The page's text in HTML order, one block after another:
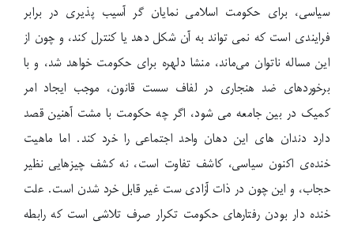
سیاسی، برای حکومت اسلامی نمایان گر آسیب پذیری در برابر
فرایندی است که نمی تواند به آن شکل دهد یا کنترل کند، و چون از
این مساله ناتوان می‌ماند، منشا دلهره برای حکومت خواهد شد، و با
برخوردهای ضد هنجاری در لفاف سست قانون، موجب ایجاد امر
کمیک در بین جامعه می شود، اگر چه حکومت با مشت آهنین قصد
دارد دندان های این دهان واحد اجتماعی را خرد کند. اما ماهیت
خنده‌ی اکنون سیاسی، کاشف تفاوت است، نه کشف چیزهایی نظیر
حجاب، و این چون در ذات آزادی ست غیر قابل خرد شدن است. علت
خنده دار بودن رفتارهای حکومت تکرار صرف تلاشی است که رابطه